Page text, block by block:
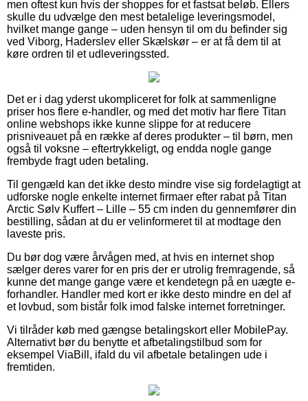
men oftest kun hvis der shoppes for et fastsat beløb. Ellers
skulle du udvælge den mest betalelige leveringsmodel,
hvilket mange gange – uden hensyn til om du befinder sig
ved Viborg, Haderslev eller Skælskør – er at få dem til at
køre ordren til et udleveringssted.
Det er i dag yderst ukompliceret for folk at sammenligne
priser hos flere e-handler, og med det motiv har flere Titan
online webshops ikke kunne slippe for at reducere
prisniveauet på en række af deres produkter – til børn, men
også til voksne – eftertrykkeligt, og endda nogle gange
frembyde fragt uden betaling.
Til gengæld kan det ikke desto mindre vise sig fordelagtigt at
udforske nogle enkelte internet firmaer efter rabat på Titan
Arctic Sølv Kuffert – Lille – 55 cm inden du gennemfører din
bestilling, sådan at du er velinformeret til at modtage den
laveste pris.
Du bør dog være årvågen med, at hvis en internet shop
sælger deres varer for en pris der er utrolig fremragende, så
kunne det mange gange være et kendetegn på en uægte e-
forhandler. Handler med kort er ikke desto mindre en del af
et lovbud, som bistår folk imod falske internet forretninger.
Vi tilråder køb med gængse betalingskort eller MobilePay.
Alternativt bør du benytte et afbetalingstilbud som for
eksempel ViaBill, ifald du vil afbetale betalingen ude i
fremtiden.